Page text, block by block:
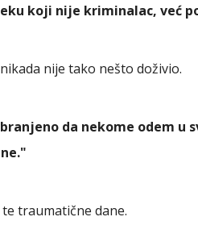
koji nije kriminalac, već
nije tako nešto doživio.
da nekome odem u
traumatične dane.